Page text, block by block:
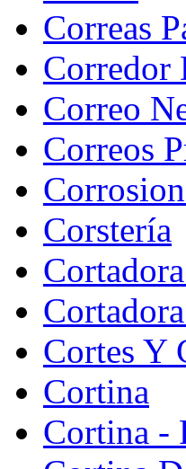
Correas
Corredor
Correo
Correos
Corstería
Cortes Y
Cortina
Cortina -